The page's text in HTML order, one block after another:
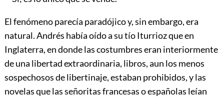
El fenómeno parecía paradójico y, sin embargo, era
natural. Andrés había oído a su tío Iturrioz que en
Inglaterra, en donde las costumbres eran interiormente
de una libertad extraordinaria, libros, aun los menos
sospechosos de libertinaje, estaban prohibidos, y las
novelas que las señoritas francesas o españolas leían